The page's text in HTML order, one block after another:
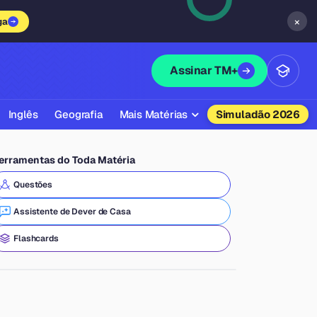
×
Assinar TM+
Inglês Geografia Mais Matérias
Química
Física
Filosofia
Simuladão 2026
do Toda Matéria
Questões
Assistente de Dever de Casa
Flashcards